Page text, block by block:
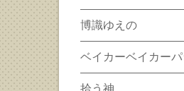
博識ゆえの
ベイカーベイカー
拾う神